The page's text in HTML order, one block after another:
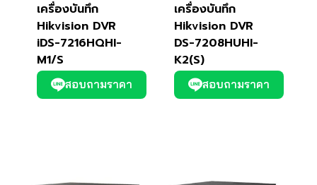
เครื่องบันทึก
Hikvision DVR
iDS-7216HQHI-
M1/S
สอบถามราคา
เครื่องบันทึก
Hikvision DVR
DS-7208HUHI-
K2(S)
สอบถามราคา